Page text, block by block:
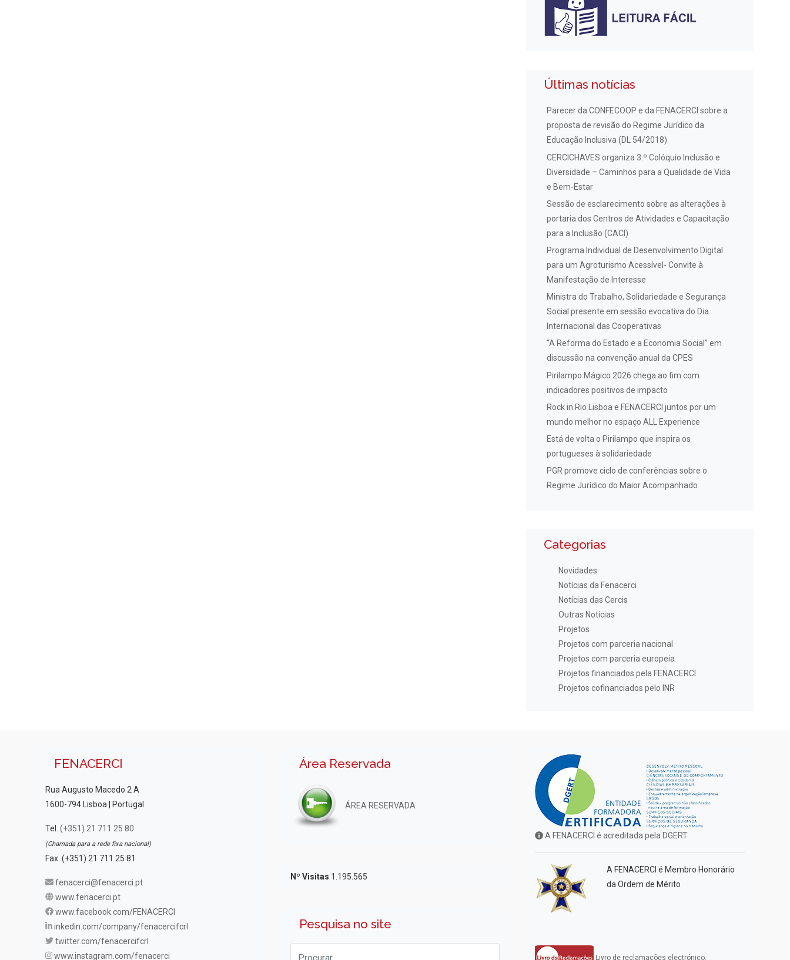
Últimas notícias
Parecer da CONFECOOP e da FENACERCI sobre a
proposta de revisão do Regime Jurídico da
Educação Inclusiva (DL 54/2018)
CERCICHAVES organiza 3.º Colóquio Inclusão e
Diversidade – Caminhos para a Qualidade de Vida
e Bem-Estar
Sessão de esclarecimento sobre as alterações à
portaria dos Centros de Atividades e Capacitação
para a Inclusão (CACI)
Programa Individual de Desenvolvimento Digital
para um Agroturismo Acessível- Convite à
Manifestação de Interesse
Ministra do Trabalho, Solidariedade e Segurança
Social presente em sessão evocativa do Dia
Internacional das Cooperativas
“A Reforma do Estado e a Economia Social” em
discussão na convenção anual da CPES
Pirilampo Mágico 2026 chega ao fim com
indicadores positivos de impacto
Rock in Rio Lisboa e FENACERCI juntos por um
mundo melhor no espaço ALL Experience
Está de volta o Pirilampo que inspira os
portugueses à solidariedade
PGR promove ciclo de conferências sobre o
Regime Jurídico do Maior Acompanhado
Categorias
Novidades
Notícias da Fenacerci
Notícias das Cercis
Outras Notícias
Projetos
Projetos com parceria nacional
Projetos com parceria europeia
Projetos financiados pela FENACERCI
Projetos cofinanciados pelo INR
FENACERCI
Rua Augusto Macedo 2 A
1600-794 Lisboa | Portugal
Tel. (+351) 21 711 25 80
(Chamada para a rede fixa nacional)
Fax. (+351) 21 711 25 81
fenacerci@fenacerci.pt
www.fenacerci.pt
www.facebook.com/FENACERCI
inkedin.com/company/fenacercifcrl
twitter.com/fenacercifcrl
www.instagram.com/fenacerci
Área Reservada
ÁREA RESERVADA
Nº Visitas 1.195.565
Pesquisa no site
A FENACERCI é acreditada pela DGERT
A FENACERCI é Membro Honorário
da Ordem de Mérito
Livro de reclamações electrónico.